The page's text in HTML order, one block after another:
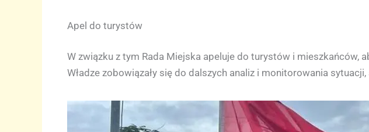
Apel do turystów
W związku z tym Rada Miejska apeluje do turystów i mieszkańców,
Władze zobowiązały się do dalszych analiz i monitorowania